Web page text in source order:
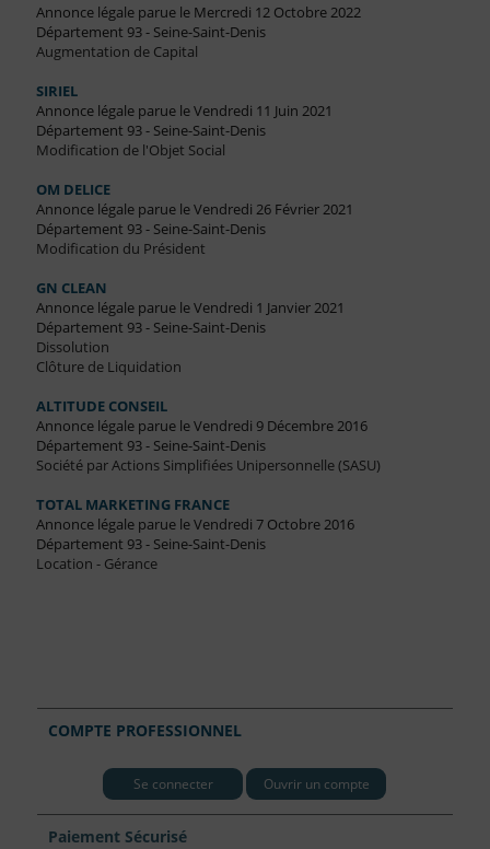
Annonce légale parue le Mercredi 12 Octobre 2022
Département 93 - Seine-Saint-Denis
Augmentation de Capital
SIRIEL
Annonce légale parue le Vendredi 11 Juin 2021
Département 93 - Seine-Saint-Denis
Modification de l'Objet Social
OM DELICE
Annonce légale parue le Vendredi 26 Février 2021
Département 93 - Seine-Saint-Denis
Modification du Président
GN CLEAN
Annonce légale parue le Vendredi 1 Janvier 2021
Département 93 - Seine-Saint-Denis
Dissolution
Clôture de Liquidation
ALTITUDE CONSEIL
Annonce légale parue le Vendredi 9 Décembre 2016
Département 93 - Seine-Saint-Denis
Société par Actions Simplifiées Unipersonnelle (SASU)
TOTAL MARKETING FRANCE
Annonce légale parue le Vendredi 7 Octobre 2016
Département 93 - Seine-Saint-Denis
Location - Gérance
COMPTE PROFESSIONNEL
Se connecter Ouvrir un compte
Paiement Sécurisé